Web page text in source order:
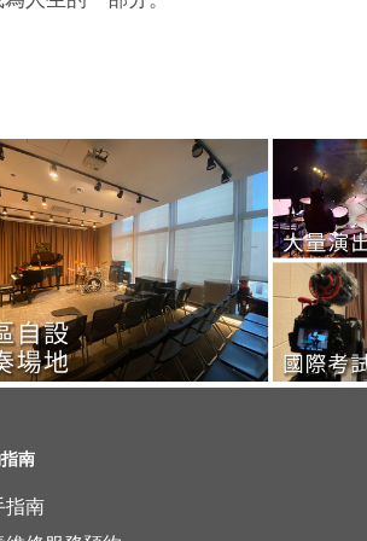
南
指南